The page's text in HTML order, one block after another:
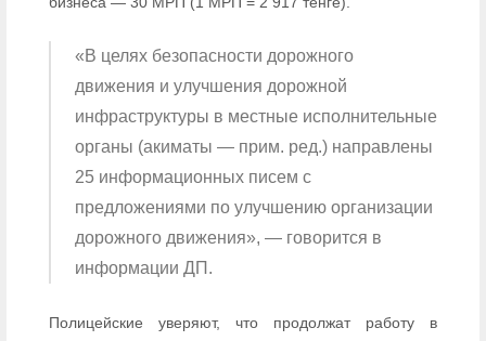
«В целях безопасности дорожного
движения и улучшения дорожной
инфраструктуры в местные исполнительные
органы (акиматы — прим. ред.) направлены
25 информационных писем с
предложениями по улучшению организации
дорожного движения», — говорится в
информации ДП.
Полицейские уверяют, что продолжат работу в